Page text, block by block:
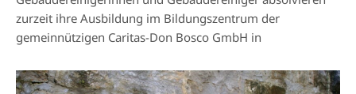
zurzeit ihre Ausbildung im Bildungszentrum der
gemeinnützigen Caritas-Don Bosco GmbH in